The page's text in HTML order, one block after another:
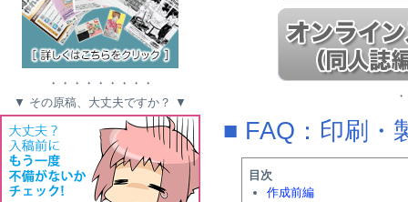
・・・・・・・・・
▼ その原稿、大丈夫ですか？ ▼
■ FAQ：印刷・
目次
作成前編